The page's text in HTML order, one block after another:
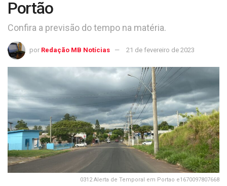
Portão
Confira a previsão do tempo na matéria.
por Redação MB Notícias 21 de fevereiro de 2023
0312 Alerta de Temporal em Portao e1670097807668